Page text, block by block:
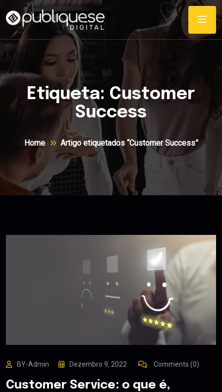
Etiqueta: Customer
Success
Home Artigo etiquetados “Customer Success”
BY-Admin Dezembro 9, 2022 Comments (0)
Customer Service: o que é,